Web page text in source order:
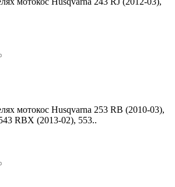
мотокос Husqvarna 253 RB (2010-03),
RBX (2013-02), 553..